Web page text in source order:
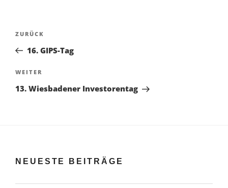
Beitragsnavigation
Vorheriger
Beitrag
ZURÜCK
16. GIPS-Tag
Nächster
Beitrag
WEITER
13. Wiesbadener Investorentag
NEUESTE BEITRÄGE